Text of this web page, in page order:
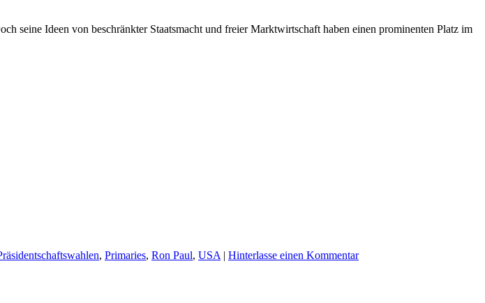
seine Ideen von beschränkter Staatsmacht und freier Marktwirtschaft haben einen prominenten Platz im
, Primaries, Ron Paul, USA | Hinterlasse einen Kommentar